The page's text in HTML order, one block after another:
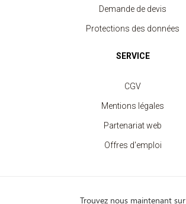
Demande de devis
Protections des données
SERVICE
CGV
Mentions légales
Partenariat web
Offres d'emploi
Trouvez nous maintenant sur